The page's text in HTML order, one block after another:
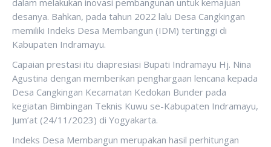
dalam melakukan inovasi pembangunan untuk kemajuan
desanya. Bahkan, pada tahun 2022 lalu Desa Cangkingan
memiliki Indeks Desa Membangun (IDM) tertinggi di
Kabupaten Indramayu.
Capaian prestasi itu diapresiasi Bupati Indramayu Hj. Nina
Agustina dengan memberikan penghargaan lencana kepada
Desa Cangkingan Kecamatan Kedokan Bunder pada
kegiatan Bimbingan Teknis Kuwu se-Kabupaten Indramayu,
Jum’at (24/11/2023) di Yogyakarta.
Indeks Desa Membangun merupakan hasil perhitungan